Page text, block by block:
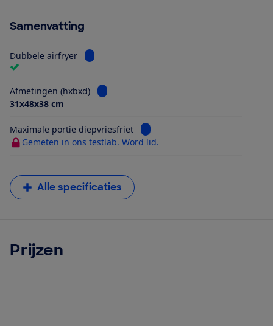
Samenvatting
Dubbele airfryer Bekijk informatie voor Dubbele airfryer
Afmetingen (hxbxd)
Bekijk informatie voor Afmetingen (hxbxd)
31x48x38 cm
Maximale portie diepvriesfriet
Bekijk informatie voor
Gemeten in ons testlab. Word lid.
Alle specificaties
Prijzen